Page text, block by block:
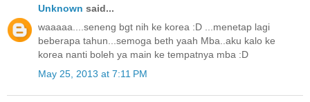
Unknown said...
waaaaa....seneng bgt nih ke korea :D ...menetap lagi
beberapa tahun...semoga beth yaah Mba..aku kalo ke
korea nanti boleh ya main ke tempatnya mba :D
May 25, 2013 at 7:11 PM